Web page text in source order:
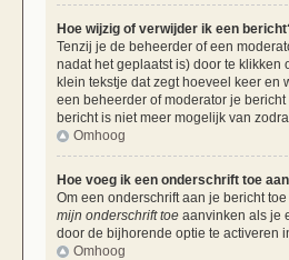
Hoe wijzig of verwijder ik een
Tenzij je de beheerder of een
nadat het geplaatst is) door te klikken
klein tekstje dat zegt hoeveel keer en
een beheerder of moderator je
bericht is niet meer mogelijk van
Omhoog
Hoe voeg ik een onderschrift toe
Om een onderschrift aan je bericht
mijn onderschrift toe aanvinken als je
door de bijhorende optie te activeren
Omhoog